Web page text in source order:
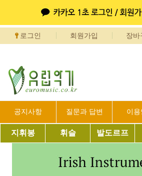
로그인 회원가입 장바
공지사항 질문과 답변 이용
지휘봉 휘슬 발도르프